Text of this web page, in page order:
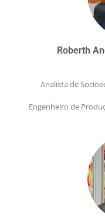
Roberth
Analista de
Engenheiro de